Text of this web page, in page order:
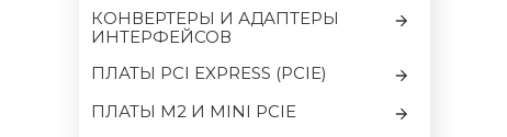
КОНВЕРТЕРЫ И АДАПТЕРЫ
ИНТЕРФЕЙСОВ
ПЛАТЫ PCI EXPRESS (PCIE)
ПЛАТЫ M2 И MINI PCIE